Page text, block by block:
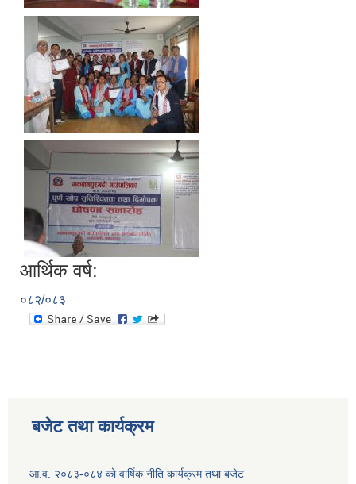
आर्थिक वर्ष:
०८२/०८३
बजेट तथा कार्यक्रम
आ.व. २०८३-०८४ को वार्षिक नीति कार्यक्रम तथा बजेट